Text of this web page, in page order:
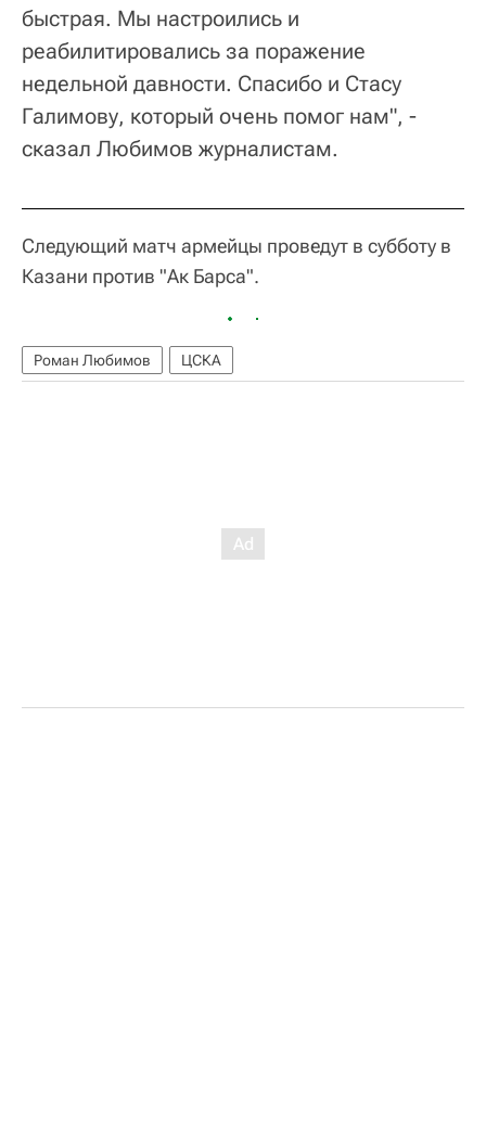
быстрая. Мы настроились и
реабилитировались за поражение
недельной давности. Спасибо и Стасу
Галимову, который очень помог нам", -
сказал Любимов журналистам.
Следующий матч армейцы проведут в субботу в
Казани против "Ак Барса".
Роман Любимов ЦСКА